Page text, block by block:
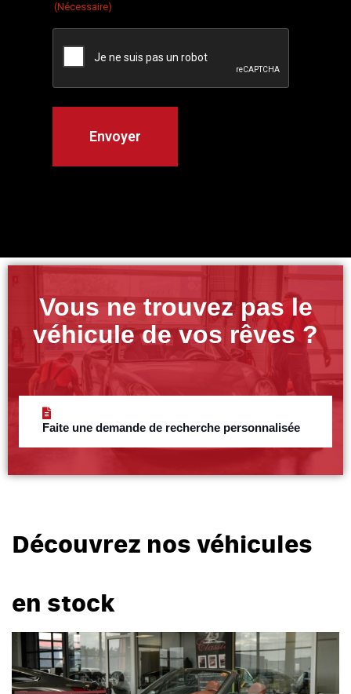
(Nécessaire)
Vous ne trouvez pas le
véhicule de vos rêves ?
Faite une demande de recherche personnalisée
Découvrez nos véhicules
en stock